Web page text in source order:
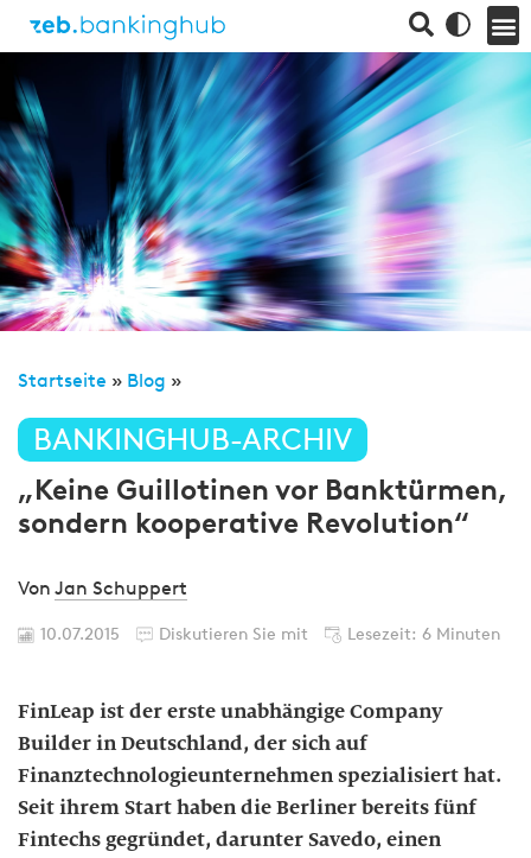
Startseite » Blog »
BANKINGHUB-ARCHIV
„Keine Guillotinen vor Banktürmen,
sondern kooperative Revolution“
Von Jan Schuppert
10.07.2015 Diskutieren Sie mit Lesezeit: 6 Minuten
FinLeap ist der erste unabhängige Company
Builder in Deutschland, der sich auf
Finanztechnologieunternehmen spezialisiert hat.
Seit ihrem Start haben die Berliner bereits fünf
Fintechs gegründet, darunter Savedo, einen